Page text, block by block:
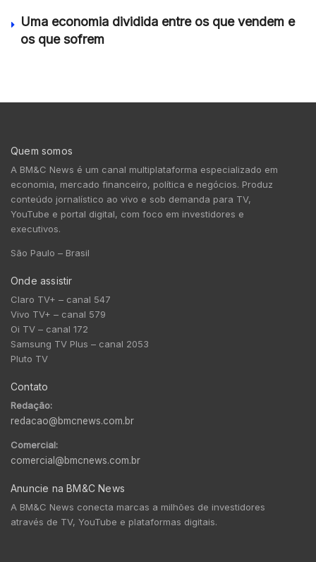
Uma economia dividida entre os que vendem e
os que sofrem
Quem somos
A BM&C News é um canal multiplataforma especializado em
economia, mercado financeiro, política e negócios. Produz
conteúdo jornalístico ao vivo e sob demanda para TV,
YouTube e portal digital, com foco em investidores e
executivos.
São Paulo – Brasil
Onde assistir
Claro TV+ – canal 547
Vivo TV+ – canal 579
Oi TV – canal 172
Samsung TV Plus – canal 2053
Pluto TV
Contato
Redação:
redacao@bmcnews.com.br
Comercial:
comercial@bmcnews.com.br
Anuncie na BM&C News
A BM&C News conecta marcas a milhões de investidores
através de TV, YouTube e plataformas digitais.